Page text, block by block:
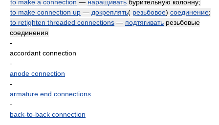
to make a connection — наращивать бурительную колонну;
to make connection up — докреплять( резьбовое) соединение;
to retighten threaded connections — подтягивать резьбовые
соединения
-
accordant connection
-
anode connection
-
armature end connections
-
back-to-back connection